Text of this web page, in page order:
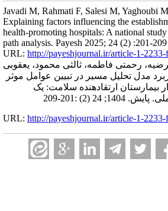
Javadi M, Rahmati F, Salesi M, Yaghoubi
Explaining factors influencing the
health-promoting hospitals: A national
path analysis. Payesh 2025; 24 (2) :201-209
URL: http://payeshjournal.ir/article-1-2233-
رحمتی فاطمه، ثالثی محمود، یعقوبی
مدل تحلیل مسیر در تبیین عوامل موثر
بیمارستان ارتقادهنده سلامت: یک
24 (2) :201-209
URL: http://payeshjournal.ir/article-1-2233-